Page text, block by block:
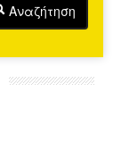
Αναζήτηση